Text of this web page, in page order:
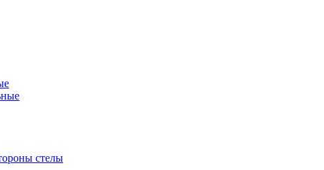
стелы